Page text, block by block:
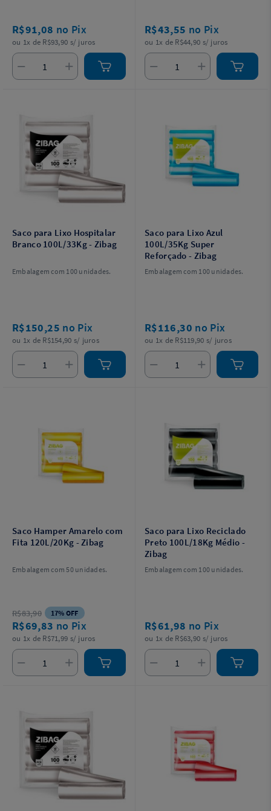
R$91,08 no Pix
ou 1x de R$93,90 s/ juros
R$43,55 no Pix
ou 1x de R$44,90 s/ juros
Saco para Lixo Hospitalar
Branco 100L/33Kg - Zibag
Embalagem com 100 unidades.
R$150,25 no Pix
ou 1x de R$154,90 s/ juros
Saco para Lixo Azul
100L/35Kg Super
Reforçado - Zibag
Embalagem com 100 unidades.
R$116,30 no Pix
ou 1x de R$119,90 s/ juros
Saco Hamper Amarelo com
Fita 120L/20Kg - Zibag
Embalagem com 50 unidades.
R$83,90 17% OFF
R$69,83 no Pix
ou 1x de R$71,99 s/ juros
Saco para Lixo Reciclado
Preto 100L/18Kg Médio -
Zibag
Embalagem com 100 unidades.
R$61,98 no Pix
ou 1x de R$63,90 s/ juros